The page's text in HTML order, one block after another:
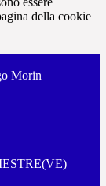
della cookie
Morin